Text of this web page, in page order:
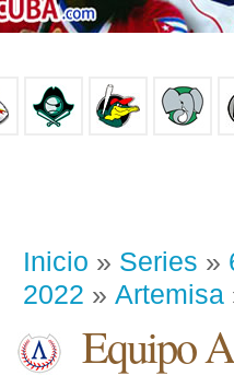
Inicio » Series »
2022 » Artemisa
Equipo